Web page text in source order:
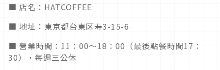
■ 店名：HATCOFFEE
■ 地址：東京都台東区寿3-15-6
■ 營業時間：11：00～18：00（最後點餐時間17：
30），每週三公休